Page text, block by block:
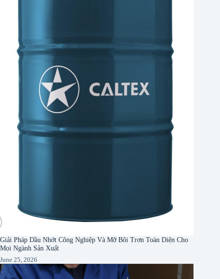
Giải Pháp Dầu Nhớt Công Nghiệp Và Mỡ Bôi Trơn Toàn Diện Cho
Mọi Ngành Sản Xuất
June 25, 2026